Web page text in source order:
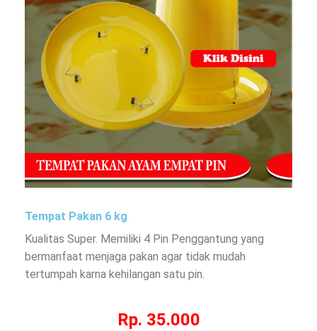
Tempat Pakan 6 kg
Kualitas Super. Memiliki 4 Pin Penggantung yang
bermanfaat menjaga pakan agar tidak mudah
tertumpah karna kehilangan satu pin.
Rp. 35.000